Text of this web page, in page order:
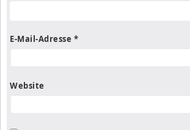
E-Mail-Adresse *
Website